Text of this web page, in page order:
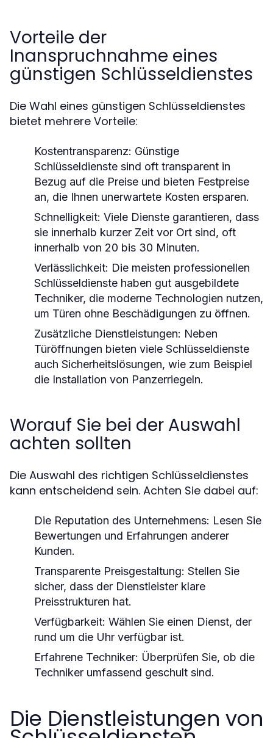
Vorteile der
Inanspruchnahme eines
günstigen Schlüsseldienstes
Die Wahl eines günstigen Schlüsseldienstes
bietet mehrere Vorteile:
Kostentransparenz: Günstige
Schlüsseldienste sind oft transparent in
Bezug auf die Preise und bieten Festpreise
an, die Ihnen unerwartete Kosten ersparen.
Schnelligkeit: Viele Dienste garantieren, dass
sie innerhalb kurzer Zeit vor Ort sind, oft
innerhalb von 20 bis 30 Minuten.
Verlässlichkeit: Die meisten professionellen
Schlüsseldienste haben gut ausgebildete
Techniker, die moderne Technologien nutzen,
um Türen ohne Beschädigungen zu öffnen.
Zusätzliche Dienstleistungen: Neben
Türöffnungen bieten viele Schlüsseldienste
auch Sicherheitslösungen, wie zum Beispiel
die Installation von Panzerriegeln.
Worauf Sie bei der Auswahl
achten sollten
Die Auswahl des richtigen Schlüsseldienstes
kann entscheidend sein. Achten Sie dabei auf:
Die Reputation des Unternehmens: Lesen Sie
Bewertungen und Erfahrungen anderer
Kunden.
Transparente Preisgestaltung: Stellen Sie
sicher, dass der Dienstleister klare
Preisstrukturen hat.
Verfügbarkeit: Wählen Sie einen Dienst, der
rund um die Uhr verfügbar ist.
Erfahrene Techniker: Überprüfen Sie, ob die
Techniker umfassend geschult sind.
Die Dienstleistungen von